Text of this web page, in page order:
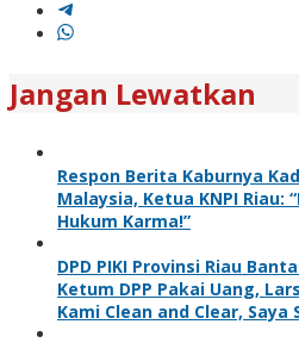
Jangan Lewatkan
Respon Berita Kaburnya
Malaysia, Ketua KNPI Riau:
Hukum Karma!”
DPD PIKI Provinsi Riau
Ketum DPP Pakai Uang,
Kami Clean and Clear, Saya